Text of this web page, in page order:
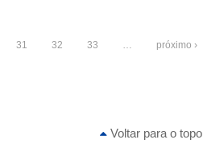
31 32 33 próximo ›
Voltar para o topo